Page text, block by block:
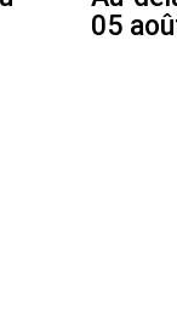
05